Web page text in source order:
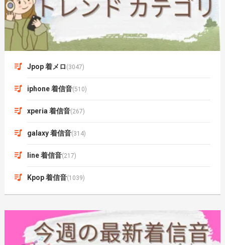
Jpop 着メロ (3047)
iphone 着信音(510)
xperia 着信音(267)
galaxy 着信音(314)
line 着信音(217)
Kpop 着信音(1039)